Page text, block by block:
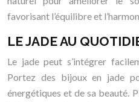
favorisant l’équilibre et
LE JADE AU
Le jade peut s’intégrer
Portez des bijoux en jade
énergétiques et de sa beauté.